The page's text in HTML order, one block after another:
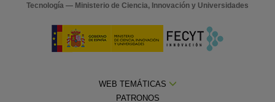
Tecnología — Ministerio de Ciencia, Innovación y Universidades
WEB TEMÁTICAS
PATRONOS